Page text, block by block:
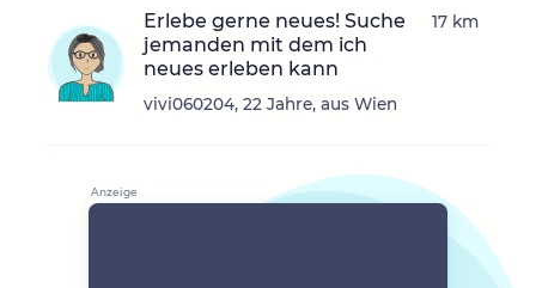
Erlebe gerne neues! Suche
jemanden mit dem ich
neues erleben kann
vivi060204, 22 Jahre, aus Wien
17 km